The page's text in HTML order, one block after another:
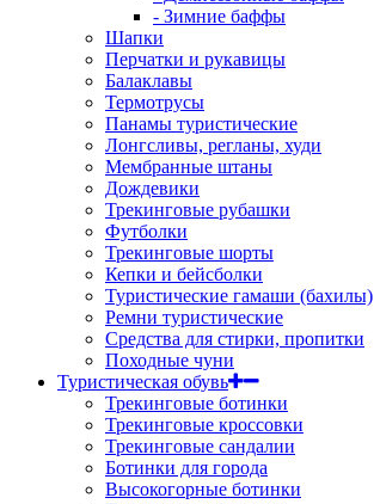
- Зимние баффы
Шапки
Перчатки и рукавицы
Балаклавы
Термотрусы
Панамы туристические
Лонгсливы, регланы, худи
Мембранные штаны
Дождевики
Трекинговые рубашки
Футболки
Трекинговые шорты
Кепки и бейсболки
Туристические гамаши (бахилы)
Ремни туристические
Средства для стирки, пропитки
Походные чуни
Туристическая обувь
Трекинговые ботинки
Трекинговые кроссовки
Трекинговые сандалии
Ботинки для города
Высокогорные ботинки